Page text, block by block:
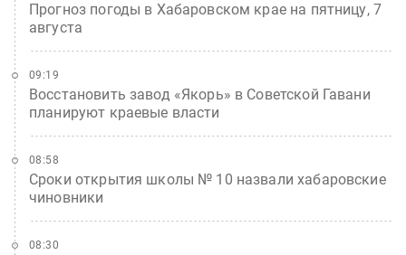
Прогноз погоды в Хабаровском крае на пятницу, 7
августа
Восстановить завод «Якорь» в Советской Гавани
планируют краевые власти
09:19
Сроки открытия школы № 10 назвали хабаровские
чиновники
08:58
08:30